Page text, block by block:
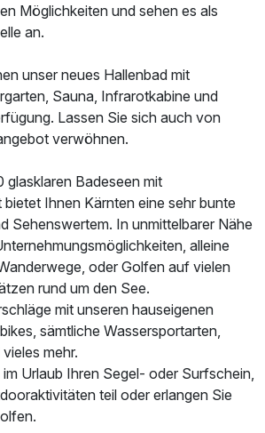
Möglichkeiten und sehen es als
an.
unser neues Hallenbad mit
Sauna, Infrarotkabine und
Lassen Sie sich auch von
verwöhnen.
glasklaren Badeseen mit
Ihnen Kärnten eine sehr bunte
Sehenswertem. In unmittelbarer Nähe
alleine
oder Golfen auf vielen
rund um den See.
mit unseren hauseigenen
sämtliche Wassersportarten,
mehr.
Urlaub Ihren Segel- oder Surfschein,
teil oder erlangen Sie